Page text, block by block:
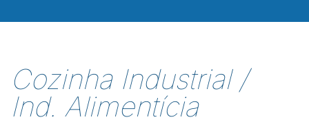
Cozinha Industrial /
Ind. Alimentícia